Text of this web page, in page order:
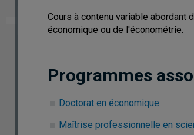
Cours à contenu variable abordant
économique ou de l'économétrie.
Programmes
Doctorat en économique
Maîtrise professionnelle en